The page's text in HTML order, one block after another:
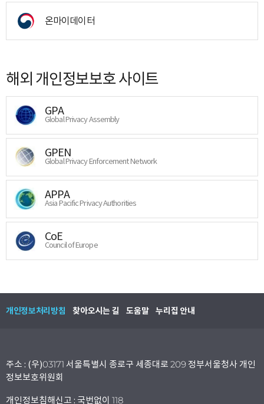
온마이데이터
해외 개인정보보호 사이트
GPA
Global Privacy Assembly
GPEN
Global Privacy Enforcement Network
APPA
Asia Pacific Privacy Authorities
CoE
Council of Europe
개인정보처리방침 찾아오시는 길 도움말 누리집 안내
주소 : (우)03171 서울특별시 종로구 세종대로 209 정부서울청사 개인
정보보호위원회
개인정보침해신고 : 국번없이 118